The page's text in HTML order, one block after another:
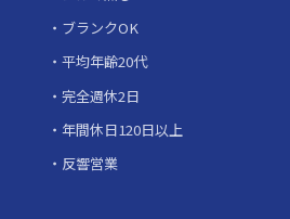
ブランクOK
平均年齢20代
完全週休2日
年間休日120日以上
反響営業